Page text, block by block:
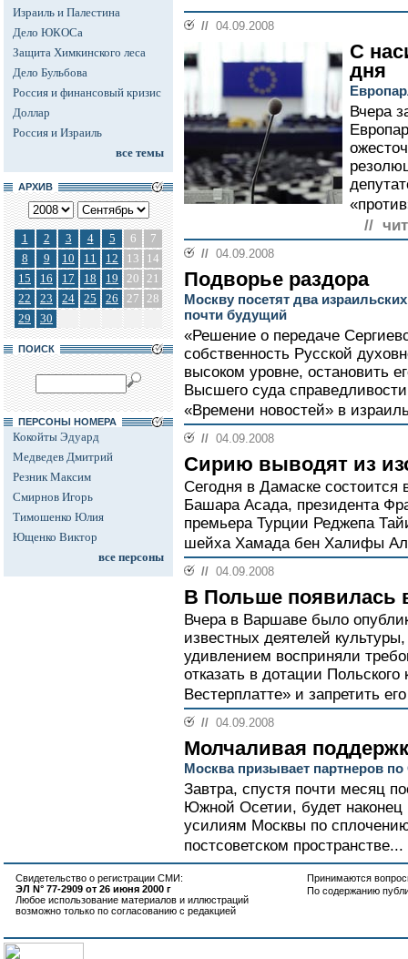
Израиль и Палестина
Дело ЮКОСа
Защита Химкинского леса
Дело Бульбова
Россия и финансовый кризис
Доллар
Россия и Израиль
все темы
АРХИВ
1 2 3 4 5 6
7
8
9 10 11 12 13
14
15
16 17 18 19 20 21
22
23 24 25 26 27 28
29
30
ПОИСК
ПЕРСОНЫ НОМЕРА
Кокойты Эдуард
Медведев Дмитрий
Резник Максим
Смирнов Игорь
Тимошенко Юлия
Ющенко Виктор
все персоны
// 04.09.2008
С
дня
Вчера
//
// 04.09.2008
Подворье раздора
Москву посетят два
почти будущий
«Решение о передаче
собственность Русской
высоком уровне, остановить
Высшего суда
«Времени новостей» в
// 04.09.2008
Сирию выводят из
Сегодня в Дамаске состоится
Башара Асада, президента
премьера Турции Реджепа
шейха Хамада бен Халифы
// 04.09.2008
В Польше появилась
Вчера в Варшаве было
известных деятелей
удивлением восприняли
отказать в дотации
Вестерплатте» и запретить
// 04.09.2008
Молчаливая
Москва призывает партнеров
Завтра, спустя почти месяц
Южной Осетии, будет наконец
усилиям Москвы по
постсоветском пространстве...
Свидетельство о регистрации СМИ:
ЭЛ N° 77-2909 от 26 июня 2000 г
Любое использование материалов и иллюстраций
возможно только по согласованию с редакцией
Принимаются
По содержанию